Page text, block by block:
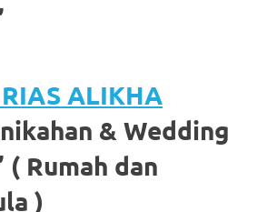
.
ALIKHA
& Wedding
Rumah dan
)